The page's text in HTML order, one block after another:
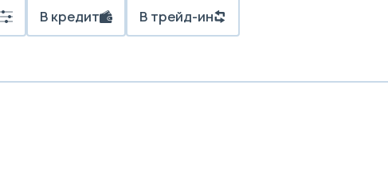
В кредит В трейд-ин